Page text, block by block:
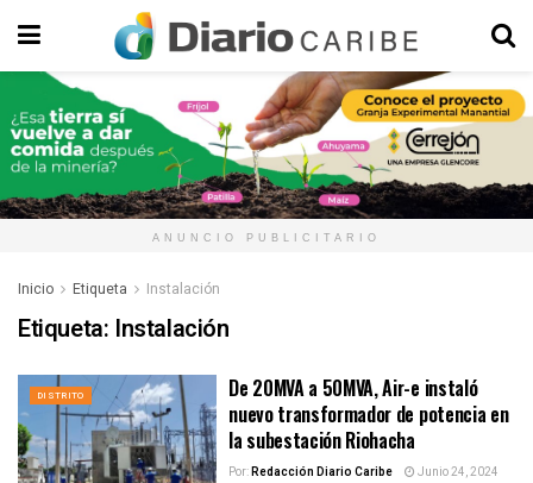
ANUNCIO PUBLICITARIO
Inicio Etiqueta Instalación
Etiqueta: Instalación
DISTRITO
De 20MVA a 50MVA, Air-e instaló
nuevo transformador de potencia en
la subestación Riohacha
Por:Redacción Diario Caribe Junio 24, 2024